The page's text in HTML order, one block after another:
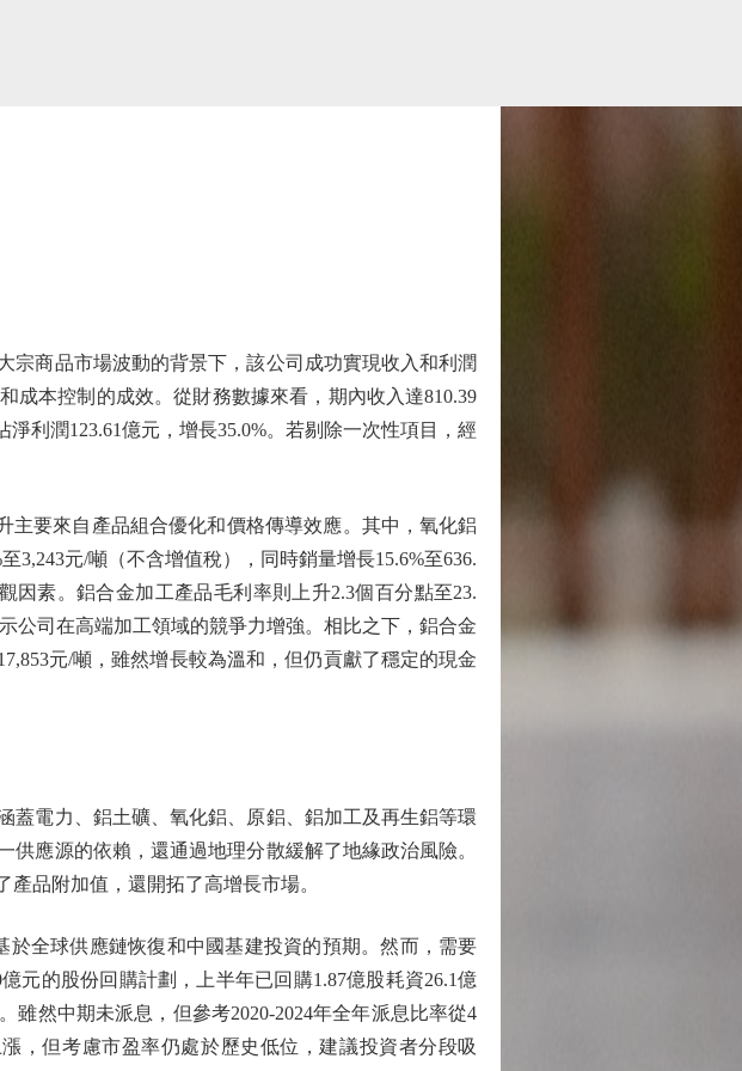
商品市場波動的背景下，該公司成功實現收入和利潤
成本控制的成效。從財務數據來看，期內收入達810.39
利潤123.61億元，增長35.0%。若剔除一次性項目，經
要來自產品組合優化和價格傳導效應。其中，氧化鋁
3,243元/噸（不含增值稅），同時銷量增長15.6%至636.
素。鋁合金加工產品毛利率則上升2.3個百分點至23.
公司在高端加工領域的競爭力增強。相比之下，鋁合金
元/噸，雖然增長較為溫和，但仍貢獻了穩定的現金
電力、鋁土礦、氧化鋁、原鋁、鋁加工及再生鋁等環
應源的依賴，還通過地理分散緩解了地緣政治風險。
品附加值，還開拓了高增長市場。
全球供應鏈恢復和中國基建投資的預期。然而，需要
元的股份回購計劃，上半年已回購1.87億股耗資26.1億
然中期未派息，但參考2020-2024年全年派息比率從4
，但考慮市盈率仍處於歷史低位，建議投資者分段吸